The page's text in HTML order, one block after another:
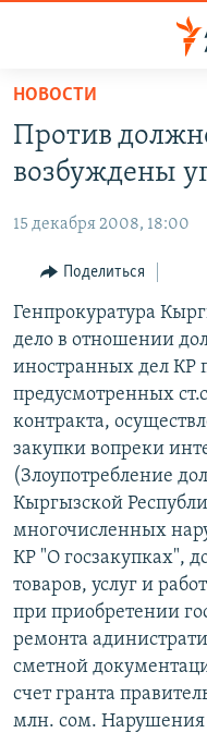
Вернуться
основному
содержанию
Вернутся
навигации
Вернутся
поиску
КАЗАХСТАН
УЗБЕКИСТАН
ТАДЖИКИСТАН
НОВОСТИ
ВОЙНА В УКРАИНЕ
НА ДРУГИХ ЯЗЫКАХ
ҚАЗАҚША
КЫРГЫЗЧА
ТОҶИКӢ
TÜRKMENÇE
Все сайты РСЕ/РС
НОВОСТИ
Против
возбуждены
15 декабря 2008, 18:00
Поделиться
Генпрокуратура
дело в отношении
иностранных дел КР
предусмотренных
контракта,
закупки вопреки
(Злоупотребление
Кыргызской
многочисленных
КР "О госзакупках",
товаров, услуг и
при приобретении
ремонта
сметной
счет гранта
млн. сом.